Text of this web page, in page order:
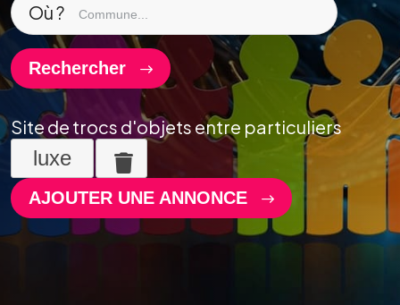
Où ?
Rechercher
Site de trocs d'objets entre particuliers
luxe
AJOUTER UNE ANNONCE